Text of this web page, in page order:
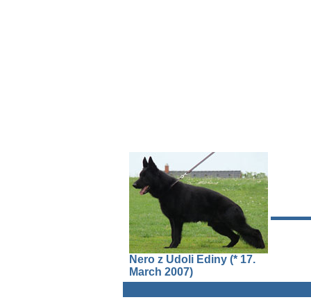
Nero z Udoli Ediny (* 17.
March 2007)